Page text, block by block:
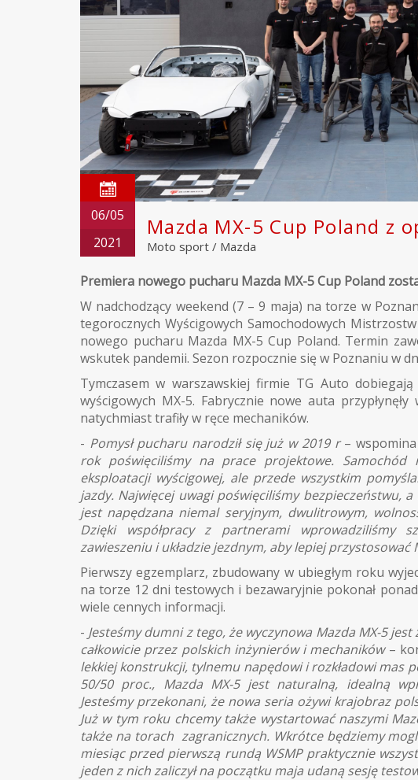
06/05
2021
Mazda MX-5 Cup Poland z
Moto sport / Mazda
Premiera nowego pucharu Mazda MX-5 Cup Poland
W nadchodzący weekend (7 – 9 maja) na torze w
tegorocznych Wyścigowych Samochodowych
nowego pucharu Mazda MX-5 Cup Poland. Termin
wskutek pandemii. Sezon rozpocznie się w Poznaniu w
Tymczasem w warszawskiej firmie TG Auto
wyścigowych MX-5. Fabrycznie nowe auta
natychmiast trafiły w ręce mechaników.
- Pomysł pucharu narodził się już w 2019 r– wspomina
rok poświęciliśmy na prace projektowe.
eksploatacji wyścigowej, ale przede wszystkim
jazdy. Najwięcej uwagi poświęciliśmy bezpieczeństwu,
jest napędzana niemal seryjnym, dwulitrowym,
Dzięki współpracy z partnerami wprowadziliśmy
zawieszeniu i układzie jezdnym, aby lepiej
Pierwszy egzemplarz, zbudowany w ubiegłym roku
na torze 12 dni testowych i bezawaryjnie pokonał
wiele cennych informacji.
- Jesteśmy dumni z tego, że wyczynowa Mazda MX-5
całkowicie przez polskich inżynierów i mechaników–
lekkiej konstrukcji, tylnemu napędowi i rozkładowi mas
50/50 proc., Mazda MX-5 jest naturalną, idealną
Jesteśmy przekonani, że nowa seria ożywi krajobraz
Już w tym roku chcemy także wystartować naszymi
także na torach zagranicznych. Wkrótce będziemy
miesiąc przed pierwszą rundą WSMP praktycznie
jeden z nich zaliczył na początku maja udaną sesję